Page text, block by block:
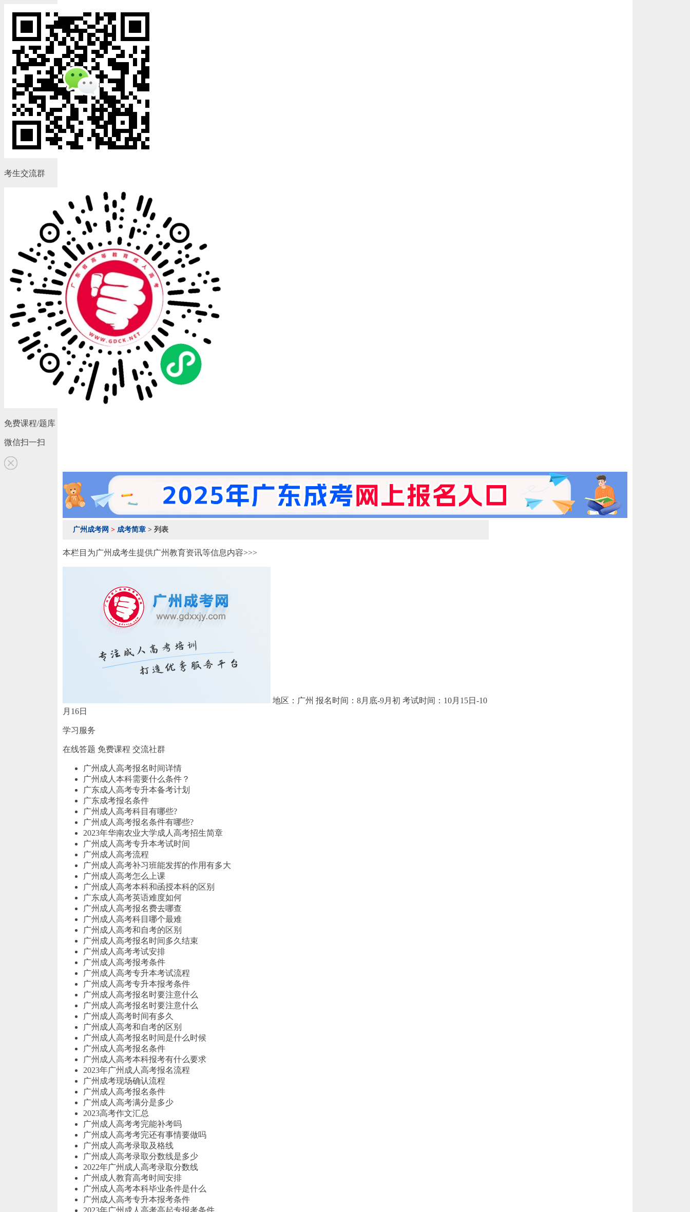
考生交流群
免费课程/题库
微信扫一扫
广州成考网 > 成考简章 > 列表
本栏目为广州成考生提供广州教育资讯等信息内容>>>
地区：广州 报名时间：8月底-9月初 考试时间：10月15日-10
月16日
学习服务
在线答题 免费课程 交流社群
广州成人高考报名时间详情
广州成人本科需要什么条件？
广东成人高考专升本备考计划
广东成考报名条件
广州成人高考科目有哪些?
广州成人高考报名条件有哪些?
2023年华南农业大学成人高考招生简章
广州成人高考专升本考试时间
广州成人高考流程
广州成人高考补习班能发挥的作用有多大
广州成人高考怎么上课
广州成人高考本科和函授本科的区别
广东成人高考英语难度如何
广州成人高考报名费去哪查
广州成人高考科目哪个最难
广州成人高考和自考的区别
广州成人高考报名时间多久结束
广州成人高考考试安排
广州成人高考报考条件
广州成人高考专升本考试流程
广州成人高考专升本报考条件
广州成人高考报名时要注意什么
广州成人高考报名时要注意什么
广州成人高考时间有多久
广州成人高考和自考的区别
广州成人高考报名时间是什么时候
广州成人高考报名条件
广州成人高考本科报考有什么要求
2023年广州成人高考报名流程
广州成考现场确认流程
广州成人高考报名条件
广州成人高考满分是多少
2023高考作文汇总
广州成人高考考完能补考吗
广州成人高考考完还有事情要做吗
广州成人高考录取及格线
广州成人高考录取分数线是多少
2022年广州成人高考录取分数线
广州成人教育高考时间安排
广州成人高考本科毕业条件是什么
广州成人高考专升本报考条件
2023年广州成人高考高起专报考条件